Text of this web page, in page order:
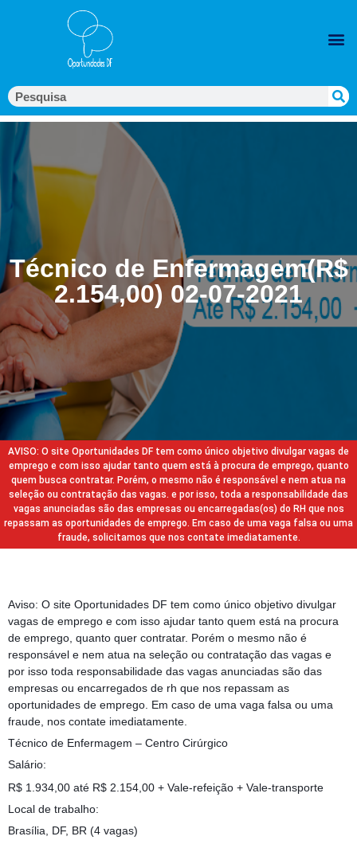
Técnico de Enfermagem(R$
2.154,00) 02-07-2021
AVISO: O site Oportunidades DF tem como único objetivo divulgar vagas de
emprego e com isso ajudar tanto quem está à procura de emprego, quanto
quem busca contratar. Porém, o mesmo não é responsável e nem atua na
seleção ou contratação das vagas. e por isso, toda a responsabilidade das
vagas anunciadas são das empresas ou encarregadas(os) do RH que nos
repassam as oportunidades de emprego. Em caso de uma vaga falsa ou uma
fraude, solicitamos que nos contate imediatamente.
Aviso: O site Oportunidades DF tem como único objetivo divulgar
vagas de emprego e com isso ajudar tanto quem está na procura
de emprego, quanto quer contratar. Porém o mesmo não é
responsável e nem atua na seleção ou contratação das vagas e
por isso toda responsabilidade das vagas anunciadas são das
empresas ou encarregados de rh que nos repassam as
oportunidades de emprego. Em caso de uma vaga falsa ou uma
fraude, nos contate imediatamente.
Técnico de Enfermagem – Centro Cirúrgico
Salário:
R$ 1.934,00 até R$ 2.154,00 + Vale-refeição + Vale-transporte
Local de trabalho:
Brasília, DF, BR (4 vagas)